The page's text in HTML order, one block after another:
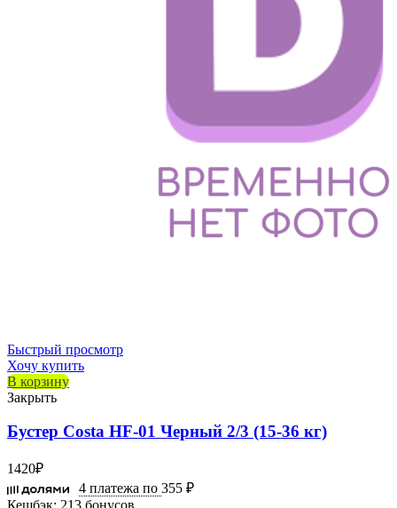
Быстрый просмотр
Хочу купить
В корзину
Закрыть
Бустер Costa HF-01 Черный 2/3 (15-36 кг)
1420₽
4 платежа по 355 ₽
Кешбэк: 213 бонусов